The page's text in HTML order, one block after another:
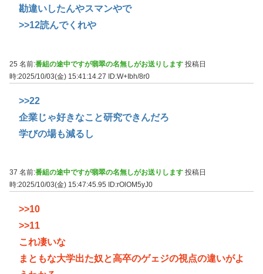
勘違いしたんやスマンやで
>>12読んでくれや
25 名前:番組の途中ですが翡翠の名無しがお送りします 投稿日
時:2025/10/03(金) 15:41:14.27 ID:W+Ibh/8r0
>>22
企業じゃ好きなこと研究できんだろ
学びの場も減るし
37 名前:番組の途中ですが翡翠の名無しがお送りします 投稿日
時:2025/10/03(金) 15:47:45.95
ID:rOlOM5yJ0
>>10
>>11
これ凄いな
まともな大学出た奴と高卒のゲェジの視点の違いがよ